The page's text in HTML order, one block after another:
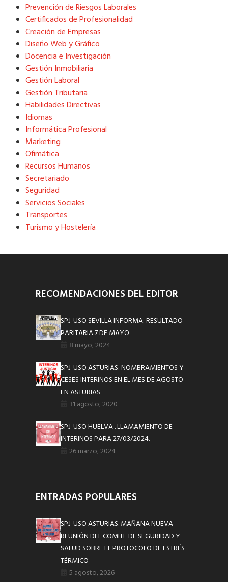
Prevención de Riesgos Laborales
Certificados de Profesionalidad
Creación de Empresas
Diseño Web y Gráfico
Docencia e Investigación
Gestión Inmobiliaria
Gestión Laboral
Gestión Tributaria
Habilidades Directivas
Idiomas
Informática Profesional
Marketing
Ofimática
Recursos Humanos
Secretariado
Seguridad
Servicios Sociales
Transportes
Turismo y Hostelería
RECOMENDACIONES DEL EDITOR
SPJ-USO SEVILLA INFORMA: RESULTADO
PARITARIA 7 DE MAYO
8 mayo, 2024
SPJ-USO ASTURIAS: NOMBRAMIENTOS Y
CESES INTERINOS EN EL MES DE AGOSTO
EN ASTURIAS
31 agosto, 2020
SPJ-USO HUELVA . LLAMAMIENTO DE
INTERINOS PARA 27/03/2024.
26 marzo, 2024
ENTRADAS POPULARES
SPJ-USO ASTURIAS. MAÑANA NUEVA
REUNIÓN DEL COMITE DE SEGURIDAD Y
SALUD SOBRE EL PROTOCOLO DE ESTRÉS
TÉRMICO
5 agosto, 2026